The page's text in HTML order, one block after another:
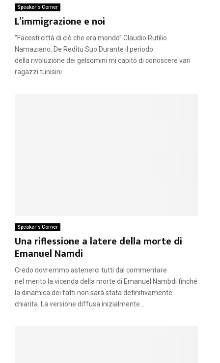
Speaker's Corner
L’immigrazione e noi
“Facesti città di ciò che era mondo” Claudio Rutilio
Namaziano, De Reditu Suo Durante il periodo
della rivoluzione dei gelsomini mi capitò di conoscere vari
ragazzi tunisini...
Speaker's Corner
Una riflessione a latere della morte di
Emanuel Namdi
Credo dovremmo astenerci tutti dal commentare
nel merito la vicenda della morte di Emanuel Nambdi finché
la dinamica dei fatti non sarà stata definitivamente
chiarita. La versione diffusa inizialmente...